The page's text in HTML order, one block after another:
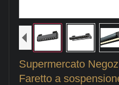
Supermercato
Faretto a